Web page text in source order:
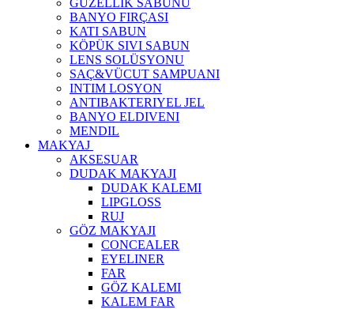
GÜZELLIK SABUNU
BANYO FIRÇASI
KATI SABUN
KÖPÜK SIVI SABUN
LENS SOLÜSYONU
SAÇ&VÜCUT SAMPUANI
INTIM LOSYON
ANTIBAKTERIYEL JEL
BANYO ELDIVENI
MENDIL
MAKYAJ
AKSESUAR
DUDAK MAKYAJI
DUDAK KALEMI
LIPGLOSS
RUJ
GÖZ MAKYAJI
CONCEALER
EYELINER
FAR
GÖZ KALEMI
KALEM FAR